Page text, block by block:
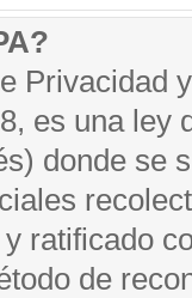
Privacidad
es una ley
donde se
ratificado
de